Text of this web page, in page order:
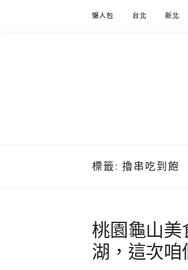
懶人包 台北 新北
標籤: 擼串吃到飽
桃園龜山
湖，這次咱